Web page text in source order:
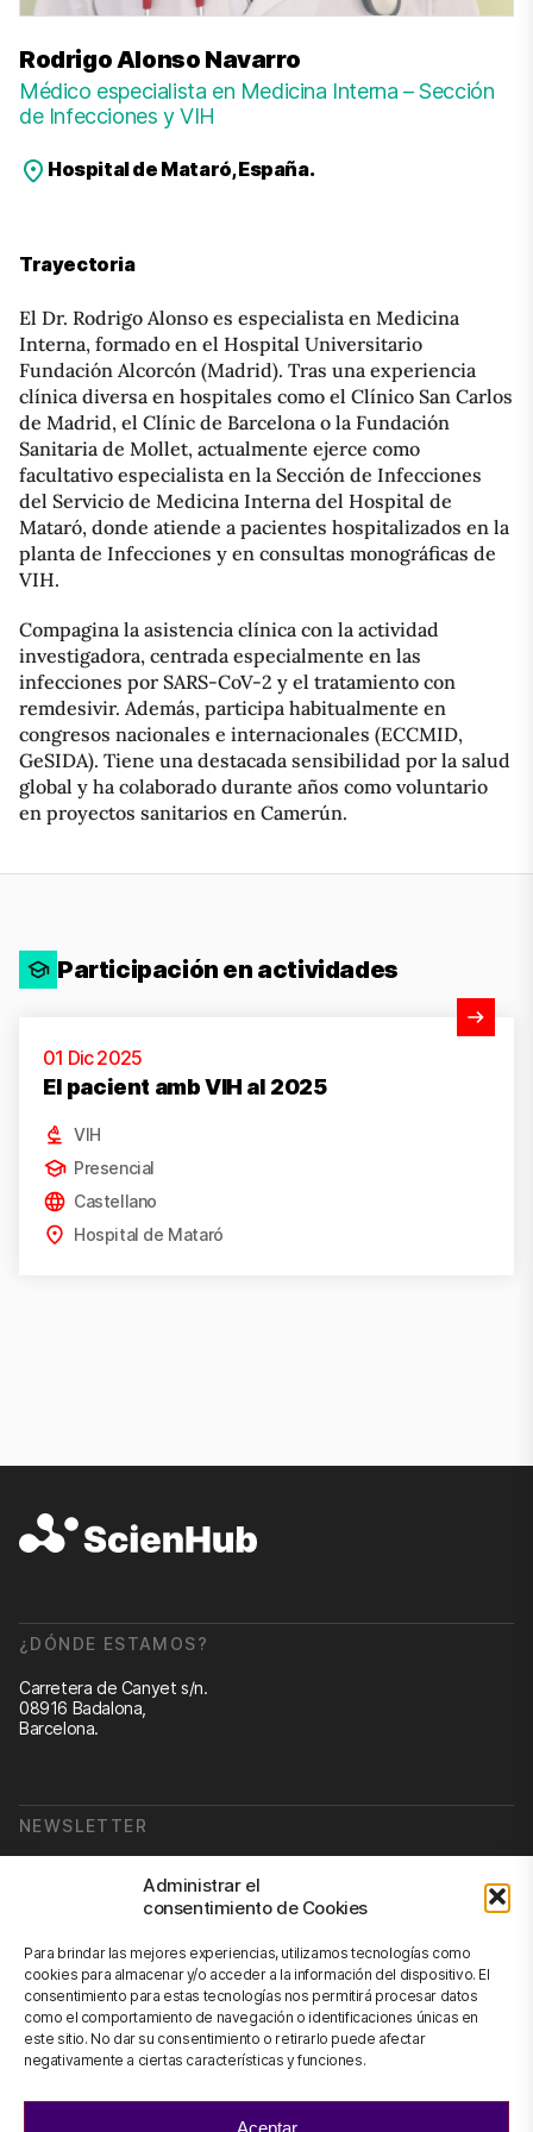
Administrar el
consentimiento de Cookies
Para brindar las mejores experiencias, utilizamos tecnologías como
cookies para almacenar y/o acceder a la información del dispositivo. El
consentimiento para estas tecnologías nos permitirá procesar datos
como el comportamiento de navegación o identificaciones únicas en
este sitio. No dar su consentimiento o retirarlo puede afectar
negativamente a ciertas características y funciones.
Aceptar
Rodrigo Alonso Navarro
Médico especialista en Medicina Interna – Sección
de Infecciones y VIH
Hospital de Mataró, España.
Trayectoria
El Dr. Rodrigo Alonso es especialista en Medicina
Interna, formado en el Hospital Universitario
Fundación Alcorcón (Madrid). Tras una experiencia
clínica diversa en hospitales como el Clínico San Carlos
de Madrid, el Clínic de Barcelona o la Fundación
Sanitaria de Mollet, actualmente ejerce como
facultativo especialista en la Sección de Infecciones
del Servicio de Medicina Interna del Hospital de
Mataró, donde atiende a pacientes hospitalizados en la
planta de Infecciones y en consultas monográficas de
VIH.
Compagina la asistencia clínica con la actividad
investigadora, centrada especialmente en las
infecciones por SARS-CoV-2 y el tratamiento con
remdesivir. Además, participa habitualmente en
congresos nacionales e internacionales (ECCMID,
GeSIDA). Tiene una destacada sensibilidad por la salud
global y ha colaborado durante años como voluntario
en proyectos sanitarios en Camerún.
Participación en actividades
01 Dic 2025
El pacient amb VIH al 2025
VIH
Presencial
Castellano
Hospital de Mataró
¿DÓNDE ESTAMOS?
Carretera de Canyet s/n.
08916 Badalona,
Barcelona.
NEWSLETTER
CONTÁCTANOS
info@scienhub.org